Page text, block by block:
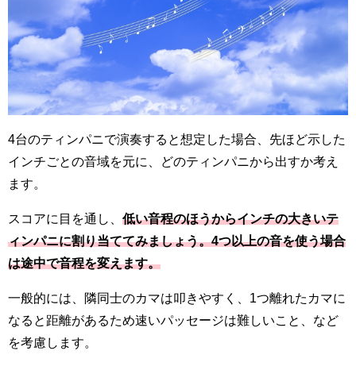
4台のティンパニで演奏すると想定した場合、先ほど示した
インチごとの音域を元に、どのティンパニから出すか考え
ます。
スコアに目を通し、 低い音程のほうからインチの大きいテ
ィンパニに割り当ててみましょう。4つ以上の音を使う場合
は途中で音程を変えます。
一般的には、隣同士のカマは叩きやすく、1つ離れたカマに
なると距離があるため速いパッセージは難しいこと、など
を考慮します。